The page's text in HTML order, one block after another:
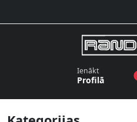
Ienākt
Profilā